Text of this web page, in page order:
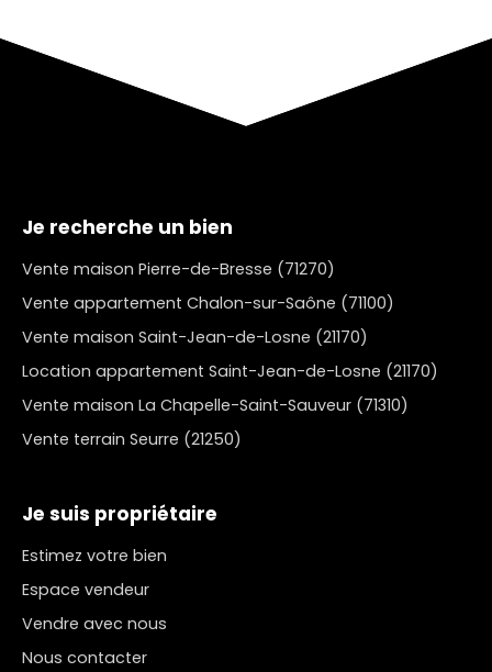
Je recherche un bien
Vente maison Pierre-de-Bresse (71270)
Vente appartement Chalon-sur-Saône (71100)
Vente maison Saint-Jean-de-Losne (21170)
Location appartement Saint-Jean-de-Losne (21170)
Vente maison La Chapelle-Saint-Sauveur (71310)
Vente terrain Seurre (21250)
Je suis propriétaire
Estimez votre bien
Espace vendeur
Vendre avec nous
Nous contacter